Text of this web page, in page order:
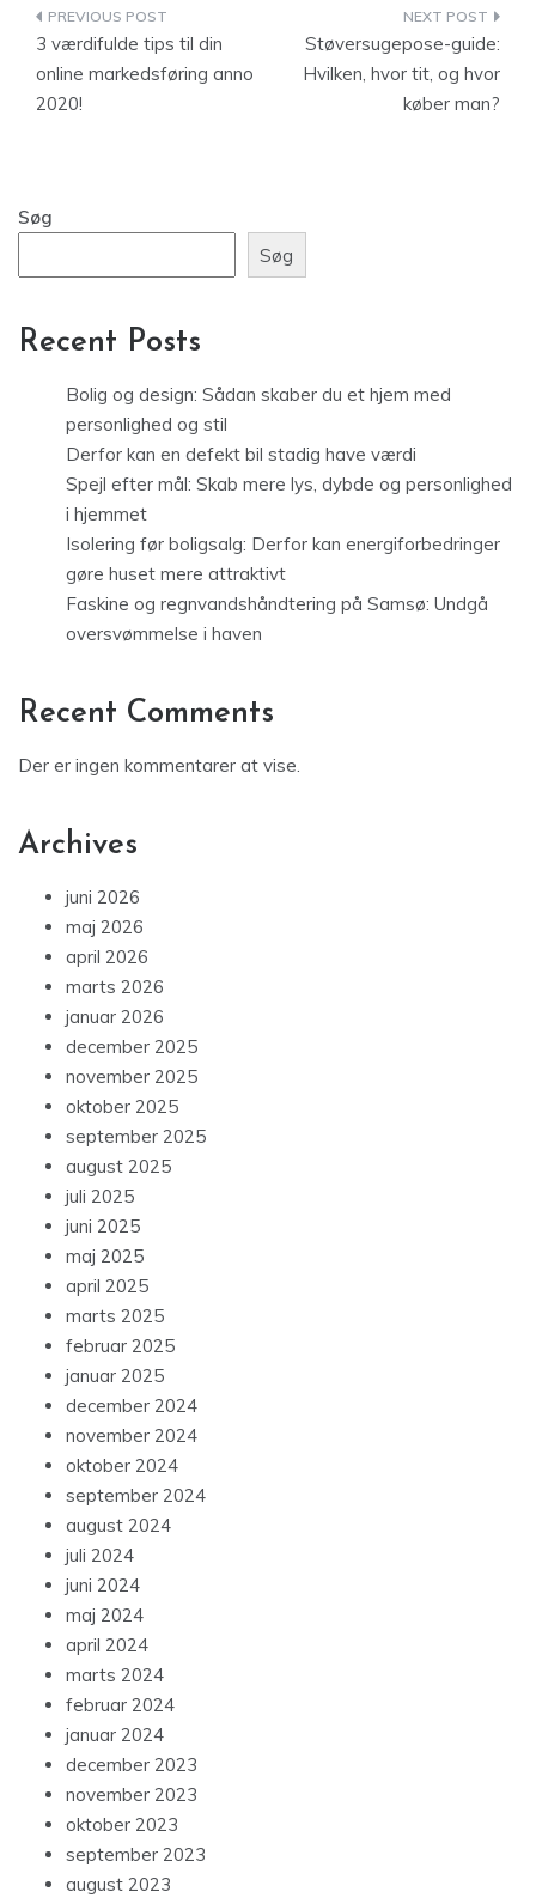
Indlægsnavigation
3 værdifulde tips til din
online markedsføring anno
2020!
Støversugepose-guide:
Hvilken, hvor tit, og hvor
køber man?
Søg
Søg
Recent Posts
Bolig og design: Sådan skaber du et hjem med
personlighed og stil
Derfor kan en defekt bil stadig have værdi
Spejl efter mål: Skab mere lys, dybde og personlighed
i hjemmet
Isolering før boligsalg: Derfor kan energiforbedringer
gøre huset mere attraktivt
Faskine og regnvandshåndtering på Samsø: Undgå
oversvømmelse i haven
Recent Comments
Der er ingen kommentarer at vise.
Archives
juni 2026
maj 2026
april 2026
marts 2026
januar 2026
december 2025
november 2025
oktober 2025
september 2025
august 2025
juli 2025
juni 2025
maj 2025
april 2025
marts 2025
februar 2025
januar 2025
december 2024
november 2024
oktober 2024
september 2024
august 2024
juli 2024
juni 2024
maj 2024
april 2024
marts 2024
februar 2024
januar 2024
december 2023
november 2023
oktober 2023
september 2023
august 2023